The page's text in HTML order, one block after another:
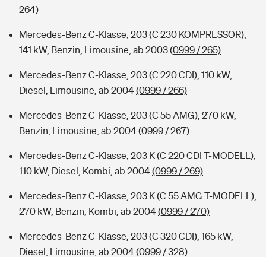
264)
Mercedes-Benz C-Klasse, 203 (C 230 KOMPRESSOR),
141 kW, Benzin, Limousine, ab 2003(0999 / 265)
Mercedes-Benz C-Klasse, 203 (C 220 CDI), 110 kW,
Diesel, Limousine, ab 2004(0999 / 266)
Mercedes-Benz C-Klasse, 203 (C 55 AMG), 270 kW,
Benzin, Limousine, ab 2004(0999 / 267)
Mercedes-Benz C-Klasse, 203 K (C 220 CDI T-MODELL),
110 kW, Diesel, Kombi, ab 2004(0999 / 269)
Mercedes-Benz C-Klasse, 203 K (C 55 AMG T-MODELL),
270 kW, Benzin, Kombi, ab 2004(0999 / 270)
Mercedes-Benz C-Klasse, 203 (C 320 CDI), 165 kW,
Diesel, Limousine, ab 2004(0999 / 328)